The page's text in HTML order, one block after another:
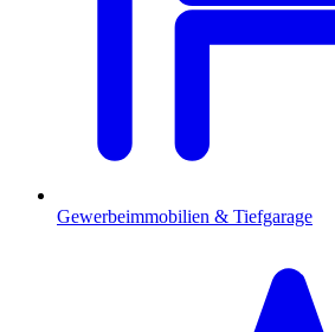
Gewerbeimmobilien & Tiefgarage